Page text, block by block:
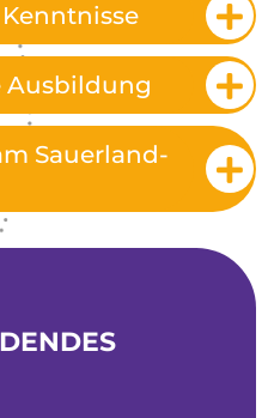
Ausbildung
Sauerland-